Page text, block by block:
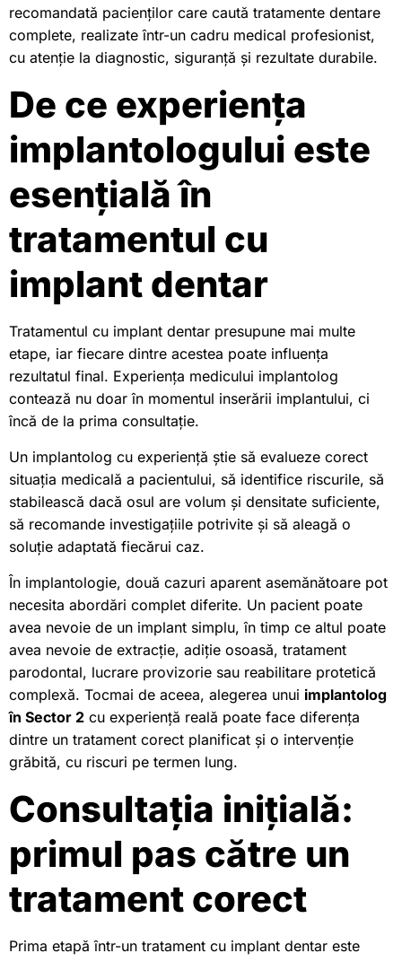
recomandată pacienților care caută tratamente dentare
complete, realizate într-un cadru medical profesionist,
cu atenție la diagnostic, siguranță și rezultate durabile.
De ce experiența
implantologului este
esențială în
tratamentul cu
implant dentar
Tratamentul cu implant dentar presupune mai multe
etape, iar fiecare dintre acestea poate influența
rezultatul final. Experiența medicului implantolog
contează nu doar în momentul inserării implantului, ci
încă de la prima consultație.
Un implantolog cu experiență știe să evalueze corect
situația medicală a pacientului, să identifice riscurile, să
stabilească dacă osul are volum și densitate suficiente,
să recomande investigațiile potrivite și să aleagă o
soluție adaptată fiecărui caz.
În implantologie, două cazuri aparent asemănătoare pot
necesita abordări complet diferite. Un pacient poate
avea nevoie de un implant simplu, în timp ce altul poate
avea nevoie de extracție, adiție osoasă, tratament
parodontal, lucrare provizorie sau reabilitare protetică
complexă. Tocmai de aceea, alegerea unui implantolog
în Sector 2 cu experiență reală poate face diferența
dintre un tratament corect planificat și o intervenție
grăbită, cu riscuri pe termen lung.
Consultația inițială:
primul pas către un
tratament corect
Prima etapă într-un tratament cu implant dentar este